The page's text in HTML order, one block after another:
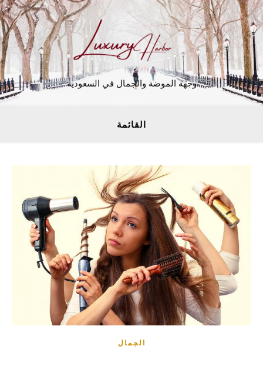
وجهة الموضة والجمال في السعودية
القائمة
الجمال